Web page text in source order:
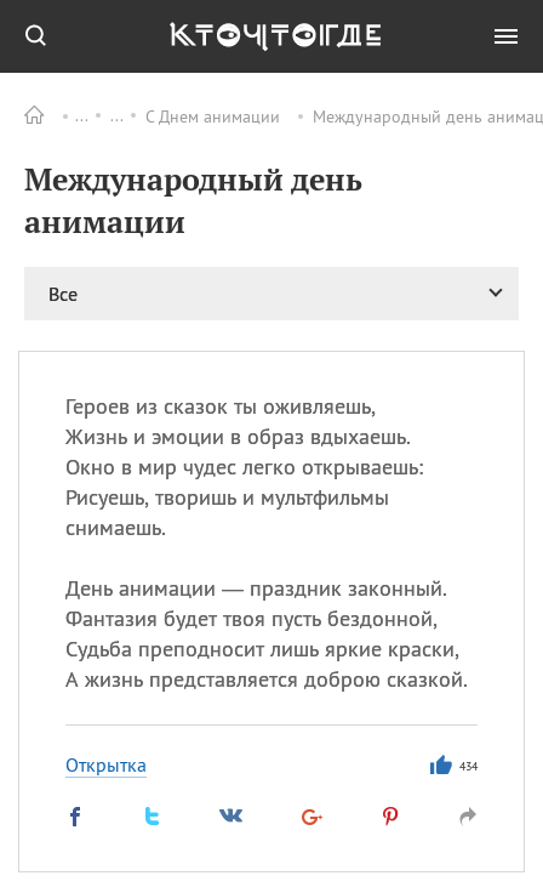
С Днем анимации Международный день
Международный день
анимации
Все
Героев из сказок ты оживляешь,
Жизнь и эмоции в образ вдыхаешь.
Окно в мир чудес легко открываешь:
Рисуешь, творишь и мультфильмы
снимаешь.
День анимации — праздник законный.
Фантазия будет твоя пусть бездонной,
Судьба преподносит лишь яркие краски,
А жизнь представляется доброю сказкой.
Открытка 434
ПРАЗДНИКИ Все
09.08 День памяти
Николая Чудотворца
11.08 День полета на
11.08 День Святой Клары —
покровительницы
телевидения
Сегодня празднуют именины
Герман,Иван,Клим,Еще
Анфиса
происхождение